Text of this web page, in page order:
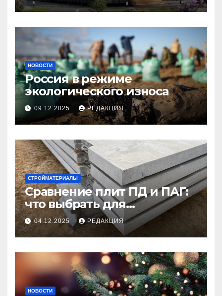
НОВОСТИ
Россия в режиме
экологического износа
09.12.2025 РЕДАКЦИЯ
СТРОЙМАТЕРИАЛЫ
Сравнение плит ПД и ПАГ:
что выбрать для
долговечного и прочного
покрытия
04.12.2025 РЕДАКЦИЯ
НОВОСТИ